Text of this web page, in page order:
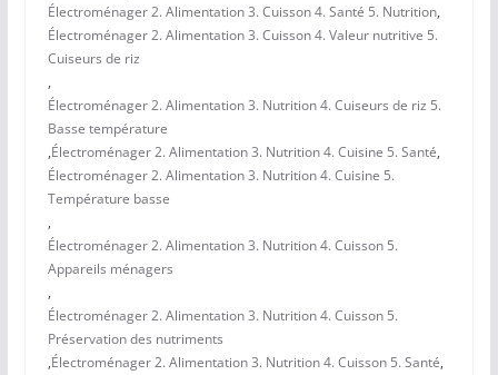
Électroménager 2. Alimentation 3. Cuisson 4. Santé 5. Nutrition,
Électroménager 2. Alimentation 3. Cuisson 4. Valeur nutritive 5.
Cuiseurs de riz
,
Électroménager 2. Alimentation 3. Nutrition 4. Cuiseurs de riz 5.
Basse température
,Électroménager 2. Alimentation 3. Nutrition 4. Cuisine 5. Santé,
Électroménager 2. Alimentation 3. Nutrition 4. Cuisine 5.
Température basse
,
Électroménager 2. Alimentation 3. Nutrition 4. Cuisson 5.
Appareils ménagers
,
Électroménager 2. Alimentation 3. Nutrition 4. Cuisson 5.
Préservation des nutriments
,Électroménager 2. Alimentation 3. Nutrition 4. Cuisson 5. Santé,